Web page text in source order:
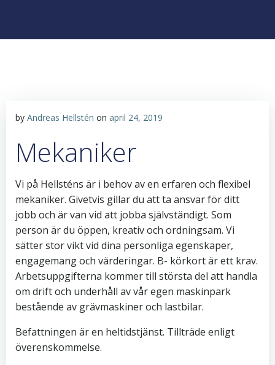
by Andreas Hellstén on april 24, 2019
Mekaniker
Vi på Hellsténs är i behov av en erfaren och flexibel
mekaniker. Givetvis gillar du att ta ansvar för ditt
jobb och är van vid att jobba självständigt. Som
person är du öppen, kreativ och ordningsam. Vi
sätter stor vikt vid dina personliga egenskaper,
engagemang och värderingar. B- körkort är ett krav.
Arbetsuppgifterna kommer till största del att handla
om drift och underhåll av vår egen maskinpark
bestående av grävmaskiner och lastbilar.
Befattningen är en heltidstjänst. Tillträde enligt
överenskommelse.